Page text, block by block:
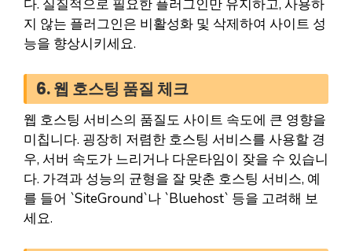
다. 실질적으로 필요한 플러그인만 유지하고, 사용하
지 않는 플러그인은 비활성화 및 삭제하여 사이트 성
능을 향상시키세요.
6. 웹 호스팅 품질 체크
웹 호스팅 서비스의 품질도 사이트 속도에 큰 영향을
미칩니다. 굉장히 저렴한 호스팅 서비스를 사용할 경
우, 서버 속도가 느리거나 다운타임이 잦을 수 있습니
다. 가격과 성능의 균형을 잘 맞춘 호스팅 서비스, 예
를 들어 `SiteGround`나 `Bluehost` 등을 고려해 보
세요.